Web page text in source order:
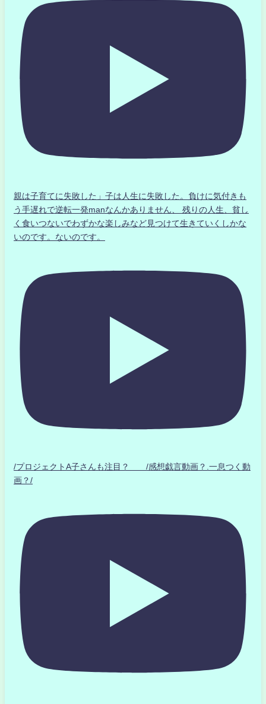
親は子育てに失敗した」子は人生に失敗した。負けに気付きも
う手遅れで逆転一発manなんかありません、 残りの人生、貧し
く食いつないでわずかな楽しみなど見つけて生きていくしかな
いのです。ないのです。
/プロジェクトA子さんも注目？ /感想戯言動画？.一息つく動
画？/